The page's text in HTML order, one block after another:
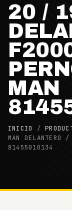
20 /
MAN
INICIO /
MAN DELANTERO
81455010134